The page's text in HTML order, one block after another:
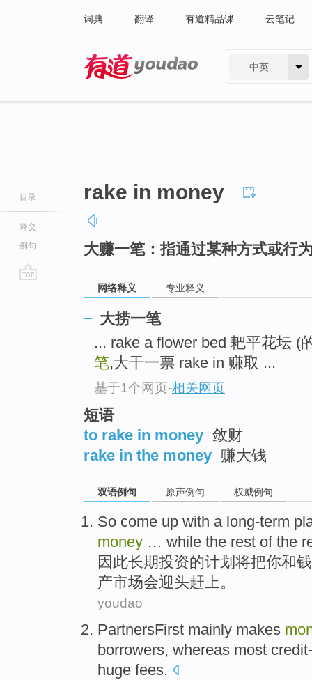
词典 翻译 有道精品课 云笔记
中英
目录
释义
例句
rake in money
大赚一笔：指通过某种方式或行
网络释义 专业释义
大捞一笔
... rake a flower bed 耙平花坛 (
笔,大干一票 rake in 赚取 ...
基于1个网页-相关网页
短语
to rake in money 敛财
rake in the money 赚大钱
双语例句 原声例句 权威例句
So come up with a long-term
money … while the rest ofthe
因此长期投资的计划 将把你和钱
产市场会迎头赶上。
youdao
PartnersFirst mainly makes
borrowers, whereas most
huge fees.